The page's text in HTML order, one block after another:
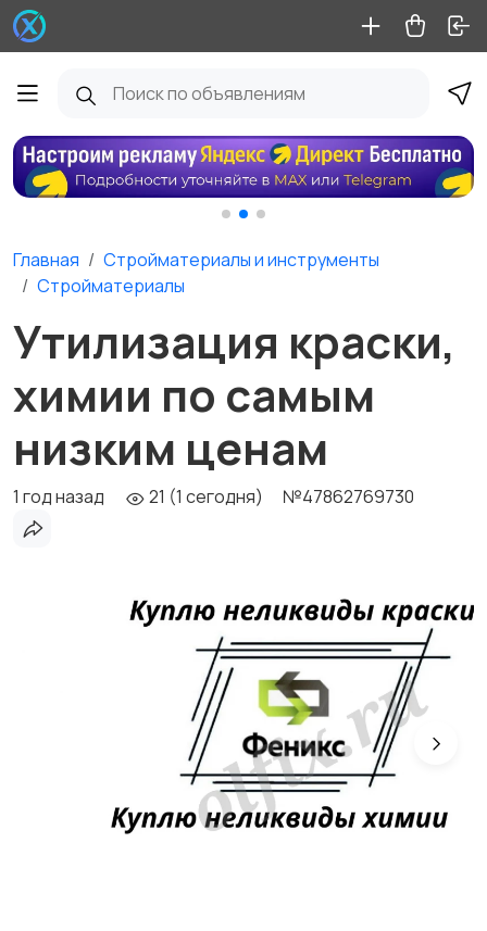
Главная
Стройматериалы и инструменты
Стройматериалы
Утилизация краски,
химии по самым
низким ценам
1 год назад 21 (1 сегодня) №47862769730